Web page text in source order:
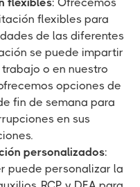
flexibles para
de las diferentes
se puede impartir
o en nuestro
opciones de
fin de semana para
en sus
personalizados:
puede personalizar la